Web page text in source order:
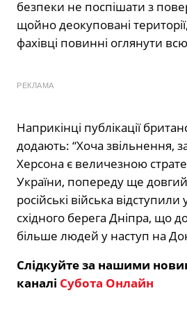
безпеки не поспішати з
щойно деокуповані
фахівці повинні оглянути
РЕКЛАМА
Наприкінці публікації
додають: “Хоча звільнення,
Херсона є величезною
України, попереду ще
російські війська
східного берега Дніпра, що
більше людей у ​​наступ на
Слідкуйте за нашими
каналі Субота Онлайн